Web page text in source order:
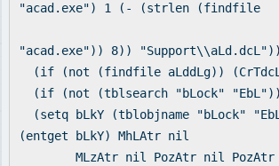
"acad.exe") 1 (- (strlen (findfile
"acad.exe")) 8)) "Support\\aLd.dcL"))
(if (not (findfile aLddLg)) (CrTdcL
(if (not (tblsearch "bLock"
(setq bLkY (tblobjname "bLock"
(entget bLkY) MhLAtr nil
MLzAtr nil PozAtr nil PozAtr